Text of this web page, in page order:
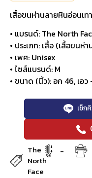
เสื้อขนห่านลายหินอ่อนเท
• แบรนด์: The North
• ประเภท: เสื้อ (เสื้อขนห่า
• เพศ: Unisex
• ไซส์แบรนด์: M
• ขนาด (นิ้ว): อก 46, เอว
เช็ก
The
North
Face
-